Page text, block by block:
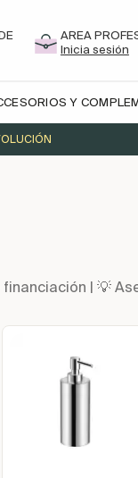
AREA
Inicia sesión
Y
| 💡